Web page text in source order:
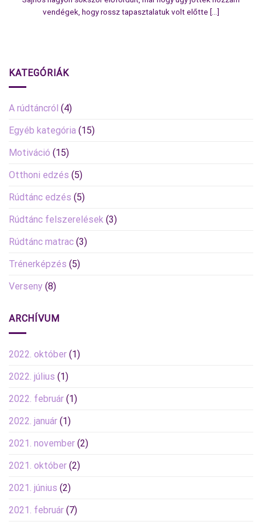
vendégek, hogy rossz tapasztalatuk volt előtte [...]
KATEGÓRIÁK
A rúdtáncról (4)
Egyéb kategória (15)
Motiváció (15)
Otthoni edzés (5)
Rúdtánc edzés (5)
Rúdtánc felszerelések (3)
Rúdtánc matrac (3)
Trénerképzés (5)
Verseny (8)
ARCHÍVUM
2022. október (1)
2022. július (1)
2022. február (1)
2022. január (1)
2021. november (2)
2021. október (2)
2021. június (2)
2021. február (7)